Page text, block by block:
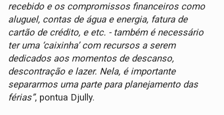
recebido e os compromissos financeiros como
aluguel, contas de água e energia, fatura de
cartão de crédito, e etc. - também é necessário
ter uma ‘caixinha’ com recursos a serem
dedicados aos momentos de descanso,
descontração e lazer. Nela, é importante
separarmos uma parte para planejamento das
férias”, pontua Djully.